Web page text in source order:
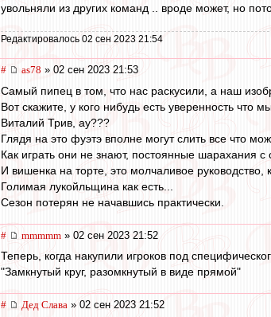
увольняли из других команд .. вроде может, но
Редактировалось 02 сен 2023 21:54
# as78 » 02 сен 2023 21:53
Самый пипец в том, что нас раскусили, а наш
Вот скажите, у кого нибудь есть уверенность
Виталий Трив, ау???
Глядя на это фуэтэ вполне могут слить все что
Как играть они не знают, постоянные шарахания с
И вишенка на торте, это молчаливое руководство,
Голимая лукойльщина как есть...
Сезон потерян не начавшись практически.
# mmmmm » 02 сен 2023 21:52
Теперь, когда накупили игроков под
"Замкнутый круг, разомкнутый в виде прямой"
# Дед Слава » 02 сен 2023 21:52